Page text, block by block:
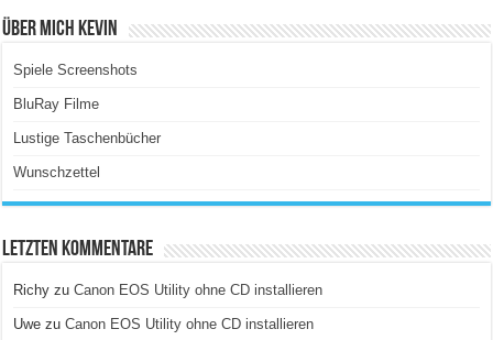
Über Mich Kevin
Spiele Screenshots
BluRay Filme
Lustige Taschenbücher
Wunschzettel
Letzten Kommentare
Richy zuCanon EOS Utility ohne CD installieren
Uwe zuCanon EOS Utility ohne CD installieren